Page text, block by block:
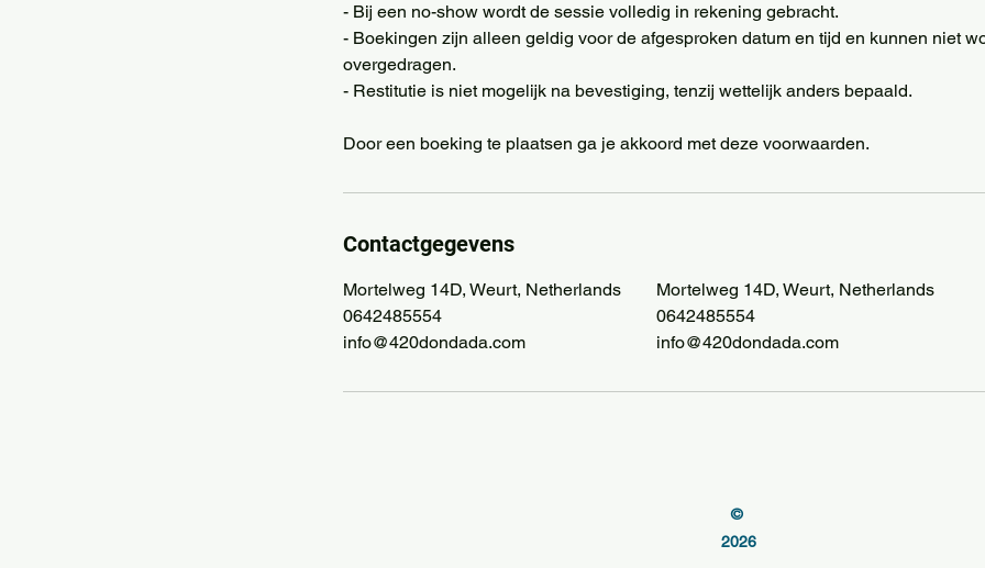
- Bij een no-show wordt de sessie volledig in rekening gebracht.
- Boekingen zijn alleen geldig voor de afgesproken datum en tijd en kunnen niet
overgedragen.
- Restitutie is niet mogelijk na bevestiging, tenzij wettelijk anders bepaald.
Door een boeking te plaatsen ga je akkoord met deze voorwaarden.
Contactgegevens
Mortelweg 14D, Weurt, Netherlands
0642485554
info@420dondada.com
Mortelweg 14D, Weurt, Netherlands
0642485554
info@420dondada.com
©
2026